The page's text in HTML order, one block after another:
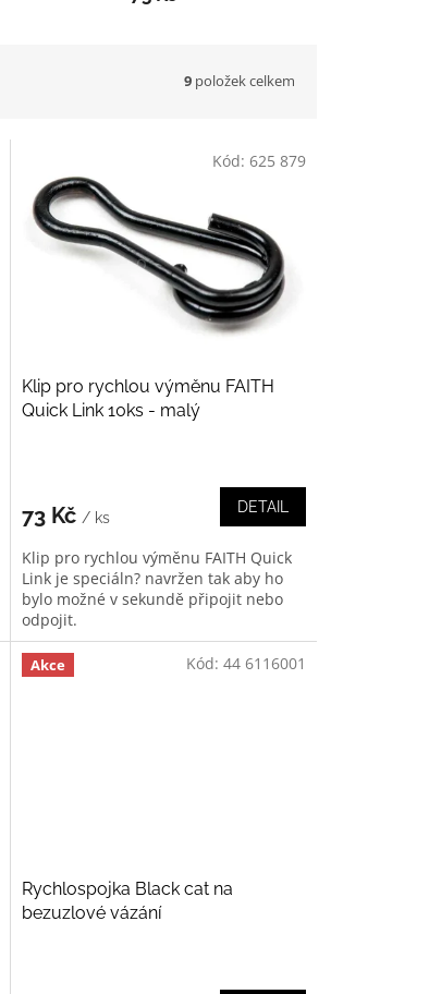
9 položek celkem
Klip pro rychlou výměnu FAITH
Quick Link 10ks - malý
73 Kč / ks
DETAIL
Klip pro rychlou výměnu FAITH Quick
Link je speciáln? navržen tak aby ho
bylo možné v sekundě připojit nebo
odpojit.
Kód: 625 879
Akce
Rychlospojka Black cat na
bezuzlové vázání
Kód: 44 6116001